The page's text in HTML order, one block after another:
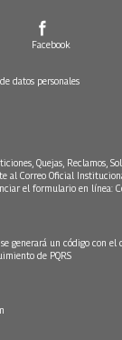
Facebook
datos personales
Quejas, Reclamos,
Correo Oficial
el formulario en línea:
generará un código con
de PQRS